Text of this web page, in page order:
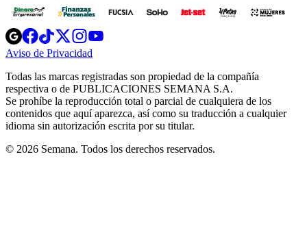
Opens
in
new
Opens
in
new
Opens
in
new
window
Opens
new
windowwindow
Aviso de Privacidad
new
window
Todas las marcas registradas son propiedad de la compañía
respectiva o de PUBLICACIONES SEMANA S.A.
Se prohíbe la reproducción total o parcial de cualquiera de los
contenidos que aquí aparezca, así como su traducción a cualquier
idioma sin autorización escrita por su titular.
© 2026 Semana. Todos los derechos reservados.